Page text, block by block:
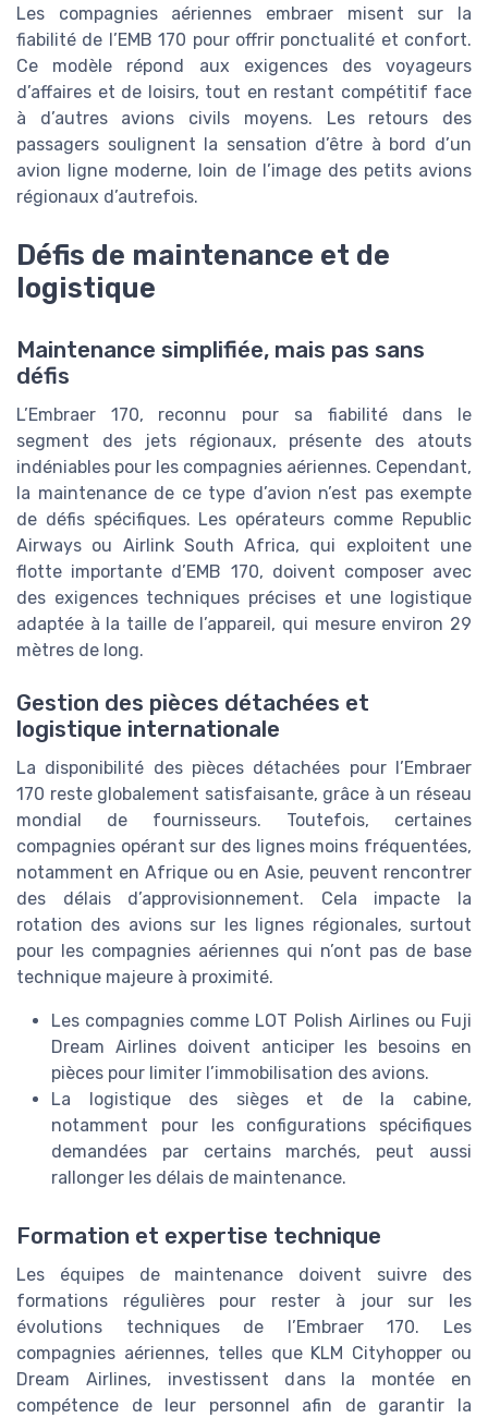
Les compagnies aériennes embraer misent sur la
fiabilité de l’EMB 170 pour offrir ponctualité et confort.
Ce modèle répond aux exigences des voyageurs
d’affaires et de loisirs, tout en restant compétitif face
à d’autres avions civils moyens. Les retours des
passagers soulignent la sensation d’être à bord d’un
avion ligne moderne, loin de l’image des petits avions
régionaux d’autrefois.
Défis de maintenance et de
logistique
Maintenance simplifiée, mais pas sans
défis
L’Embraer 170, reconnu pour sa fiabilité dans le
segment des jets régionaux, présente des atouts
indéniables pour les compagnies aériennes. Cependant,
la maintenance de ce type d’avion n’est pas exempte
de défis spécifiques. Les opérateurs comme Republic
Airways ou Airlink South Africa, qui exploitent une
flotte importante d’EMB 170, doivent composer avec
des exigences techniques précises et une logistique
adaptée à la taille de l’appareil, qui mesure environ 29
mètres de long.
Gestion des pièces détachées et
logistique internationale
La disponibilité des pièces détachées pour l’Embraer
170 reste globalement satisfaisante, grâce à un réseau
mondial de fournisseurs. Toutefois, certaines
compagnies opérant sur des lignes moins fréquentées,
notamment en Afrique ou en Asie, peuvent rencontrer
des délais d’approvisionnement. Cela impacte la
rotation des avions sur les lignes régionales, surtout
pour les compagnies aériennes qui n’ont pas de base
technique majeure à proximité.
Les compagnies comme LOT Polish Airlines ou Fuji
Dream Airlines doivent anticiper les besoins en
pièces pour limiter l’immobilisation des avions.
La logistique des sièges et de la cabine,
notamment pour les configurations spécifiques
demandées par certains marchés, peut aussi
rallonger les délais de maintenance.
Formation et expertise technique
Les équipes de maintenance doivent suivre des
formations régulières pour rester à jour sur les
évolutions techniques de l’Embraer 170. Les
compagnies aériennes, telles que KLM Cityhopper ou
Dream Airlines, investissent dans la montée en
compétence de leur personnel afin de garantir la